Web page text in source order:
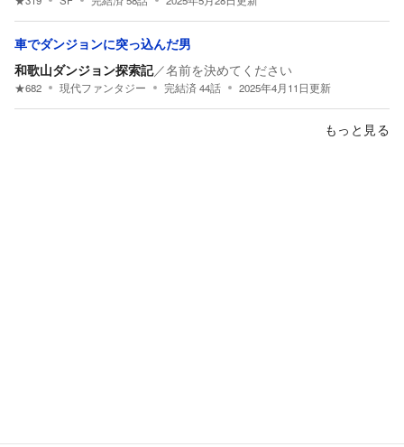
車でダンジョンに突っ込んだ男
和歌山ダンジョン探索記／名前を決めてください
★682 現代ファンタジー 完結済44話 2025年4月11日更新
もっと見る